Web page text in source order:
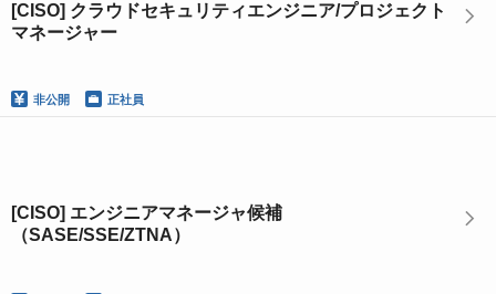
[CISO] クラウドセキュリティエンジニア/プロジェクト
マネージャー
非公開 正社員
[CISO] エンジニアマネージャ候補
（SASE/SSE/ZTNA）